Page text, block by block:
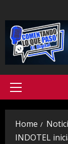
to
content
Primary
Home
INDOTEL